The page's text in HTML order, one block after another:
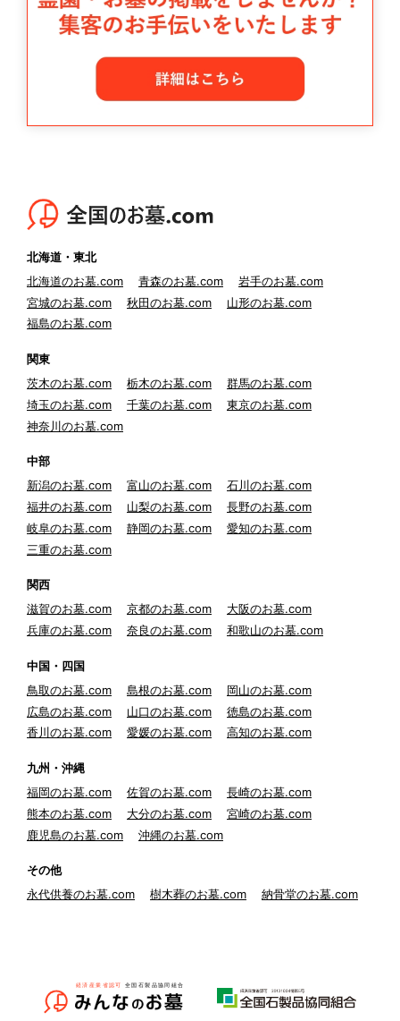
北海道・東北
北海道のお墓.com
青森のお墓.com
岩手のお墓.com
宮城のお墓.com
秋田のお墓.com
山形のお墓.com
福島のお墓.com
関東
茨木のお墓.com
栃木のお墓.com
群馬のお墓.com
埼玉のお墓.com
千葉のお墓.com
東京のお墓.com
神奈川のお墓.com
中部
新潟のお墓.com
富山のお墓.com
石川のお墓.com
福井のお墓.com
山梨のお墓.com
長野のお墓.com
岐阜のお墓.com
静岡のお墓.com
愛知のお墓.com
三重のお墓.com
関西
滋賀のお墓.com
京都のお墓.com
大阪のお墓.com
兵庫のお墓.com
奈良のお墓.com 和歌山のお墓.com
中国・四国
鳥取のお墓.com
島根のお墓.com
岡山のお墓.com
広島のお墓.com
山口のお墓.com
徳島のお墓.com
香川のお墓.com
愛媛のお墓.com 高知のお墓.com
九州・沖縄
福岡のお墓.com
佐賀のお墓.com
長崎のお墓.com
熊本のお墓.com
大分のお墓.com
宮崎のお墓.com
鹿児島のお墓.com
沖縄のお墓.com
その他
永代供養のお墓.com
樹木葬のお墓.com 納骨堂のお墓.com